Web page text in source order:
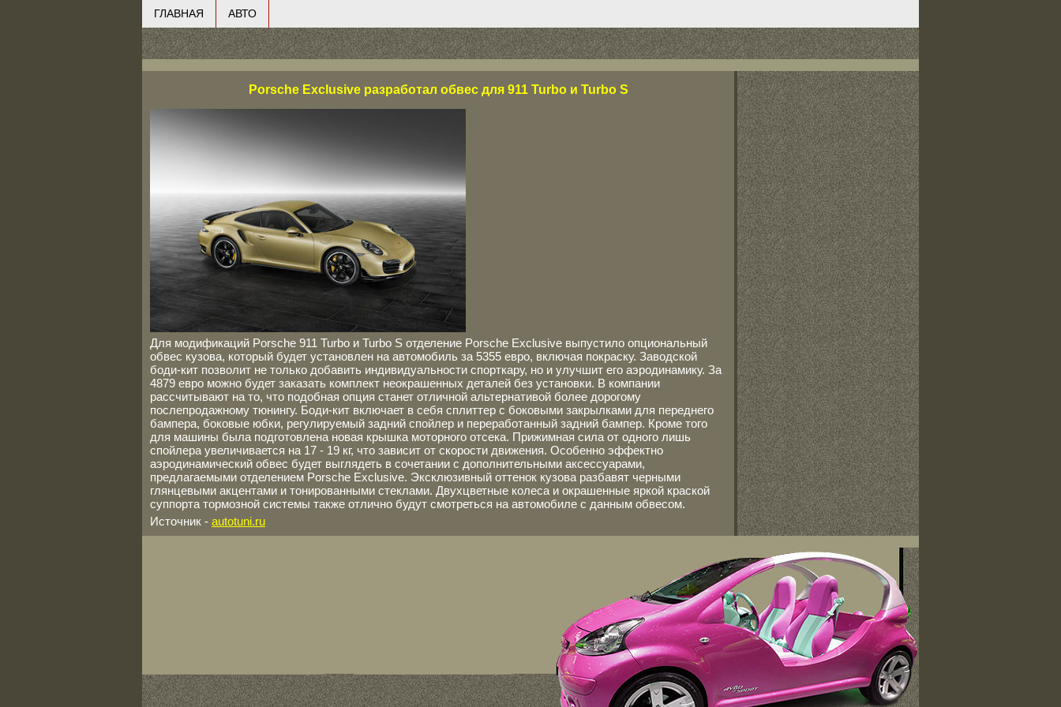
ГЛАВНАЯ АВТО
Porsche Exclusive разработал обвес для 911 Turbo и Turbo S
Для модификаций Porsche 911 Turbo и Turbo S отделение Porsche Exclusive выпустило опциональный
обвес кузова, который будет установлен на автомобиль за 5355 евро, включая покраску. Заводской
боди-кит позволит не только добавить индивидуальности спорткару, но и улучшит его аэродинамику. За
4879 евро можно будет заказать комплект неокрашенных деталей без установки. В компании
рассчитывают на то, что подобная опция станет отличной альтернативой более дорогому
послепродажному тюнингу. Боди-кит включает в себя сплиттер с боковыми закрылками для переднего
бампера, боковые юбки, регулируемый задний спойлер и переработанный задний бампер. Кроме того
для машины была подготовлена новая крышка моторного отсека. Прижимная сила от одного лишь
спойлера увеличивается на 17 - 19 кг, что зависит от скорости движения. Особенно эффектно
аэродинамический обвес будет выглядеть в сочетании с дополнительными аксессуарами,
предлагаемыми отделением Porsche Exclusive. Эксклюзивный оттенок кузова разбавят черными
глянцевыми акцентами и тонированными стеклами. Двухцветные колеса и окрашенные яркой краской
суппорта тормозной системы также отлично будут смотреться на автомобиле с данным обвесом.
Источник - autotuni.ru